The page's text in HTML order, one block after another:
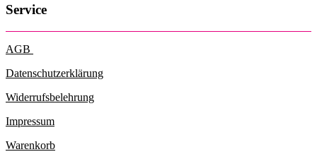
Service
AGB
Datenschutzerklärung
Widerrufsbelehrung
Impressum
Warenkorb